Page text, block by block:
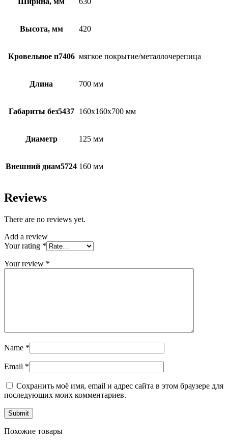
Высота, мм 420
Кровельное п7406 мягкое покрытие/металлочерепица
Длина 700 мм
Габариты без5437 160х160х700 мм
Диаметр 125 мм
Внешний диам5724 160 мм
Reviews
There are no reviews yet.
Add a review
Your rating *
Your review *
Name *
Email *
Сохранить моё имя, email и адрес сайта в этом браузере для
последующих моих комментариев.
Похожие товары